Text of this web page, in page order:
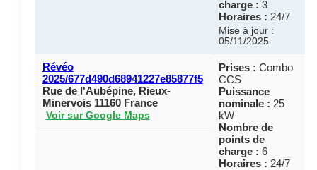
charge : 3
Horaires : 24/7
Mise à jour :
05/11/2025
Révéo
2025/677d490d68941227e85877f5
Rue de l'Aubépine, Rieux-
Minervois 11160 France
Voir sur Google Maps
Prises : Combo
CCS
Puissance
nominale : 25
kW
Nombre de
points de
charge : 6
Horaires : 24/7